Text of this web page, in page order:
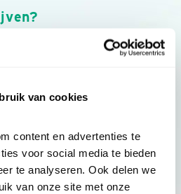
van cookies
content en advertenties te
voor social media te bieden
te analyseren. Ook delen we
van onze site met onze
inspiratie, acties en tips
van Vogelbescherming.